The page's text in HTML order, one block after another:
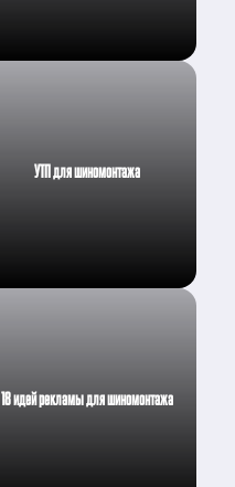
УТП для шиномонтажа
18 идей рекламы для шиномонтажа